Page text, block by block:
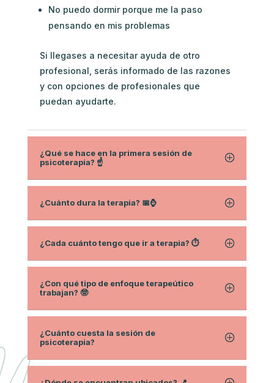
No puedo dormir porque me la paso
pensando en mis problemas
Si llegases a necesitar ayuda de otro
profesional, serás informado de las razones
y con opciones de profesionales que
puedan ayudarte.
¿Qué se hace en la primera sesión de
psicoterapia? ☝️
¿Cuánto dura la terapia? 📅⌚
¿Cada cuánto tengo que ir a terapia? ⏱
¿Con qué tipo de enfoque terapeútico
trabajan? 🤓
¿Cuánto cuesta la sesión de
psicoterapia?